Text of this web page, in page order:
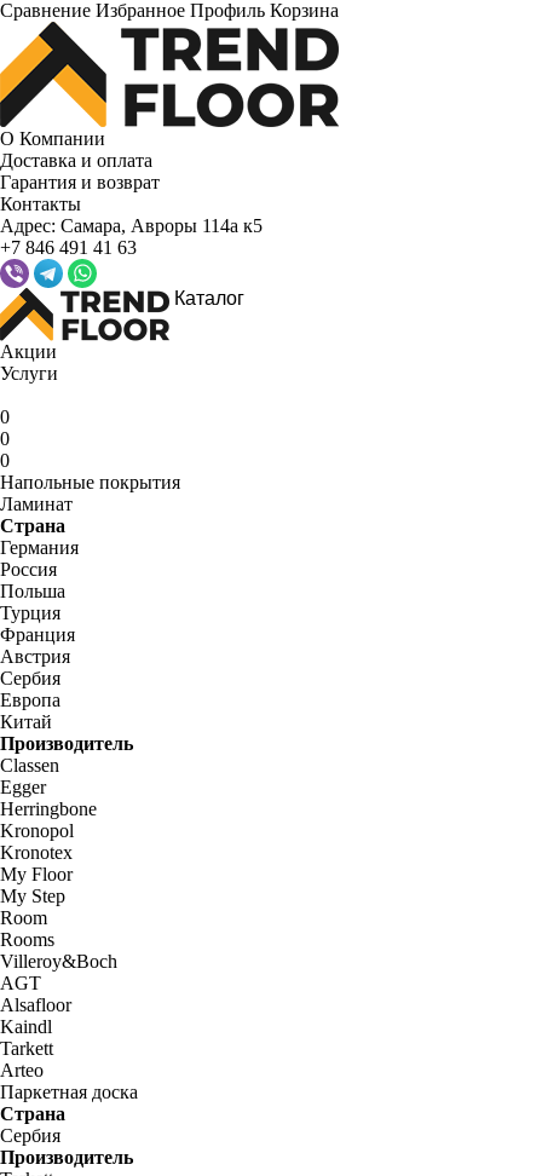
Сравнение Избранное Профиль Корзина
О Компании
Доставка и оплата
Гарантия и возврат
Контакты
Адрес: Самара, Авроры 114а к5
+7 846 491 41 63
Каталог
Акции
Услуги
0
0
0
Напольные покрытия
Ламинат
Страна
Германия
Россия
Польша
Турция
Франция
Австрия
Сербия
Европа
Китай
Производитель
Classen
Egger
Herringbone
Kronopol
Kronotex
My Floor
My Step
Room
Rooms
Villeroy&Boch
AGT
Alsafloor
Kaindl
Tarkett
Arteo
Паркетная доска
Страна
Сербия
Производитель